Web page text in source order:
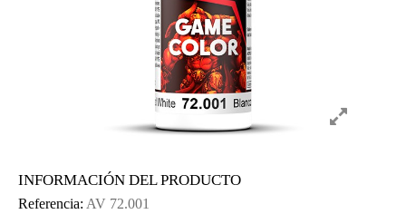
INFORMACIÓN DEL PRODUCTO
Referencia: AV 72.001